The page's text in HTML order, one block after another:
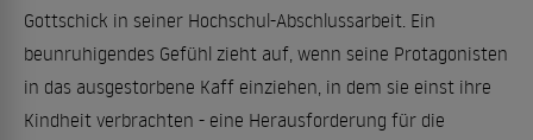
Gottschick in seiner Hochschul-Abschlussarbeit. Ein
beunruhigendes Gefühl zieht auf, wenn seine Protagonisten
in das ausgestorbene Kaff einziehen, in dem sie einst ihre
Kindheit verbrachten - eine Herausforderung für die